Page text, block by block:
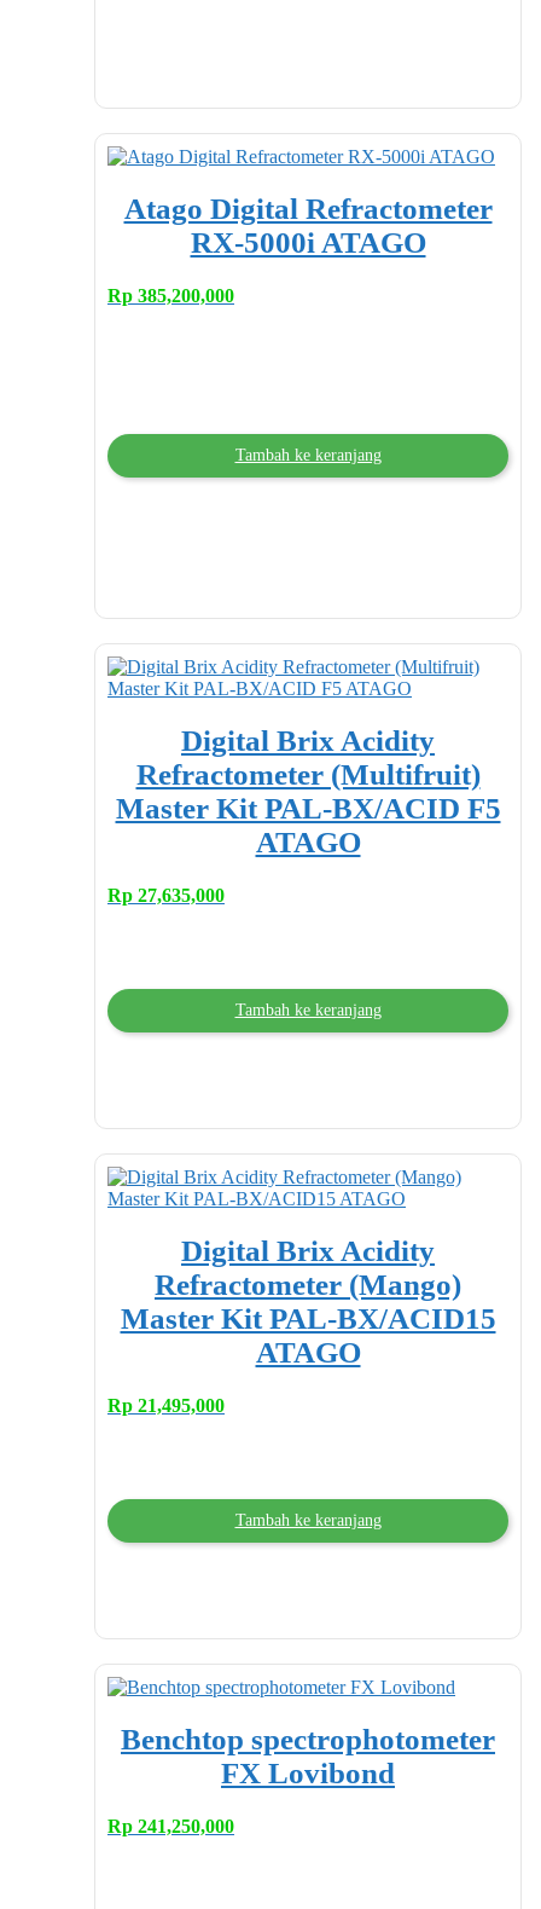
Atago Digital Refractometer
RX-5000i ATAGO
Rp 385,200,000
Tambah ke keranjang
Digital Brix Acidity
Refractometer (Multifruit)
Master Kit PAL-BX/ACID F5
ATAGO
Rp 27,635,000
Tambah ke keranjang
Digital Brix Acidity
Refractometer (Mango)
Master Kit PAL-BX/ACID15
ATAGO
Rp 21,495,000
Tambah ke keranjang
Benchtop spectrophotometer
FX Lovibond
Rp 241,250,000